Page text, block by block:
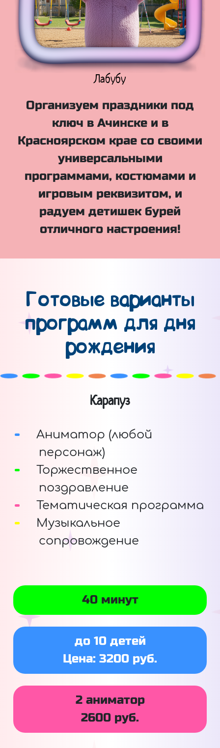
Куклы Лол
Организуем праздники под
ключ в Ачинске и в
Красноярском крае со своими
универсальными
программами, костюмами и
игровым реквизитом, и
радуем детишек бурей
отличного настроения!
Готовые варианты
программ для дня
рождения
Карапуз
Аниматор (любой
персонаж)
Торжественное
поздравление
Тематическая программа
Музыкальное
сопровождение
40 минут
до 10 детей
Цена: 3200 руб.
2 аниматор
2600 руб.